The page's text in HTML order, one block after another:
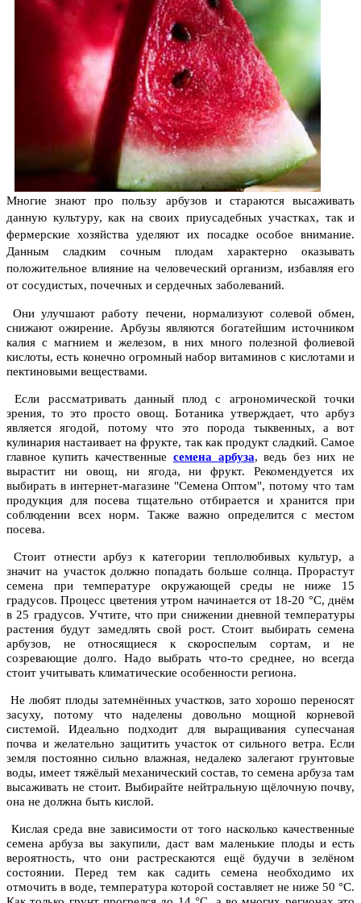
Многие знают про пользу арбузов и стараются высаживать
данную культуру, как на своих приусадебных участках, так и
фермерские хозяйства уделяют их посадке особое внимание.
Данным сладким сочным плодам характерно оказывать
положительное влияние на человеческий организм, избавляя его
от сосудистых, почечных и сердечных заболеваний.
Они улучшают работу печени, нормализуют солевой обмен,
снижают ожирение. Арбузы являются богатейшим источником
калия с магнием и железом, в них много полезной фолиевой
кислоты, есть конечно огромный набор витаминов с кислотами и
пектиновыми веществами.
Если рассматривать данный плод с агрономической точки
зрения, то это просто овощ. Ботаника утверждает, что арбуз
является ягодой, потому что это порода тыквенных, а вот
кулинария настаивает на фрукте, так как продукт сладкий. Самое
главное купить качественные семена арбуза, ведь без них не
вырастит ни овощ, ни ягода, ни фрукт. Рекомендуется их
выбирать в интернет-магазине "Семена Оптом", потому что там
продукция для посева тщательно отбирается и хранится при
соблюдении всех норм. Также важно определится с местом
посева.
Стоит отнести арбуз к категории теплолюбивых культур, а
значит на участок должно попадать больше солнца. Прорастут
семена при температуре окружающей среды не ниже 15
градусов. Процесс цветения утром начинается от 18-20 °С, днём
в 25 градусов. Учтите, что при снижении дневной температуры
растения будут замедлять свой рост. Стоит выбирать семена
арбузов, не относящиеся к скороспелым сортам, и не
созревающие долго. Надо выбрать что-то среднее, но всегда
стоит учитывать климатические особенности региона.
Не любят плоды затемнённых участков, зато хорошо переносят
засуху, потому что наделены довольно мощной корневой
системой. Идеально подходит для выращивания супесчаная
почва и желательно защитить участок от сильного ветра. Если
земля постоянно сильно влажная, недалеко залегают грунтовые
воды, имеет тяжёлый механический состав, то семена арбуза там
высаживать не стоит. Выбирайте нейтральную щёлочную почву,
она не должна быть кислой.
Кислая среда вне зависимости от того насколько качественные
семена арбуза вы закупили, даст вам маленькие плоды и есть
вероятность, что они растрескаются ещё будучи в зелёном
состоянии. Перед тем как садить семена необходимо их
отмочить в воде, температура которой составляет не ниже 50 °С.